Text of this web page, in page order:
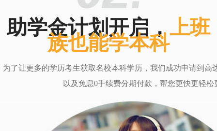
助学金计划开启，上班
族也能学本科
为了让更多的学历考生获取名校本科学历，我们成功申请到高
以及免息0手续费分期付款，帮您更快更轻松